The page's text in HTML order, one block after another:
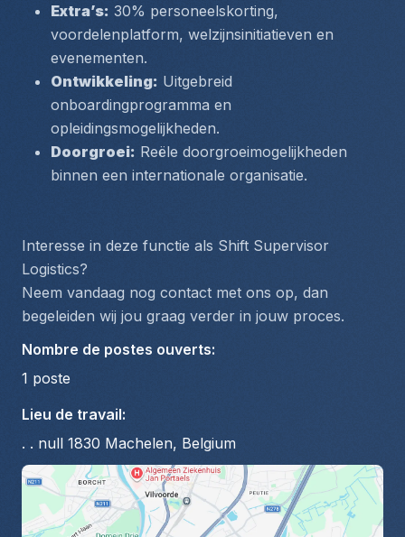
Extra’s: 30% personeelskorting,
voordelenplatform, welzijnsinitiatieven en
evenementen.
Ontwikkeling: Uitgebreid
onboardingprogramma en
opleidingsmogelijkheden.
Doorgroei: Reële doorgroeimogelijkheden
binnen een internationale organisatie.
Interesse in deze functie als Shift Supervisor
Logistics?
Neem vandaag nog contact met ons op, dan
begeleiden wij jou graag verder in jouw proces.
Nombre de postes ouverts:
1 poste
Lieu de travail:
. . null 1830 Machelen, Belgium